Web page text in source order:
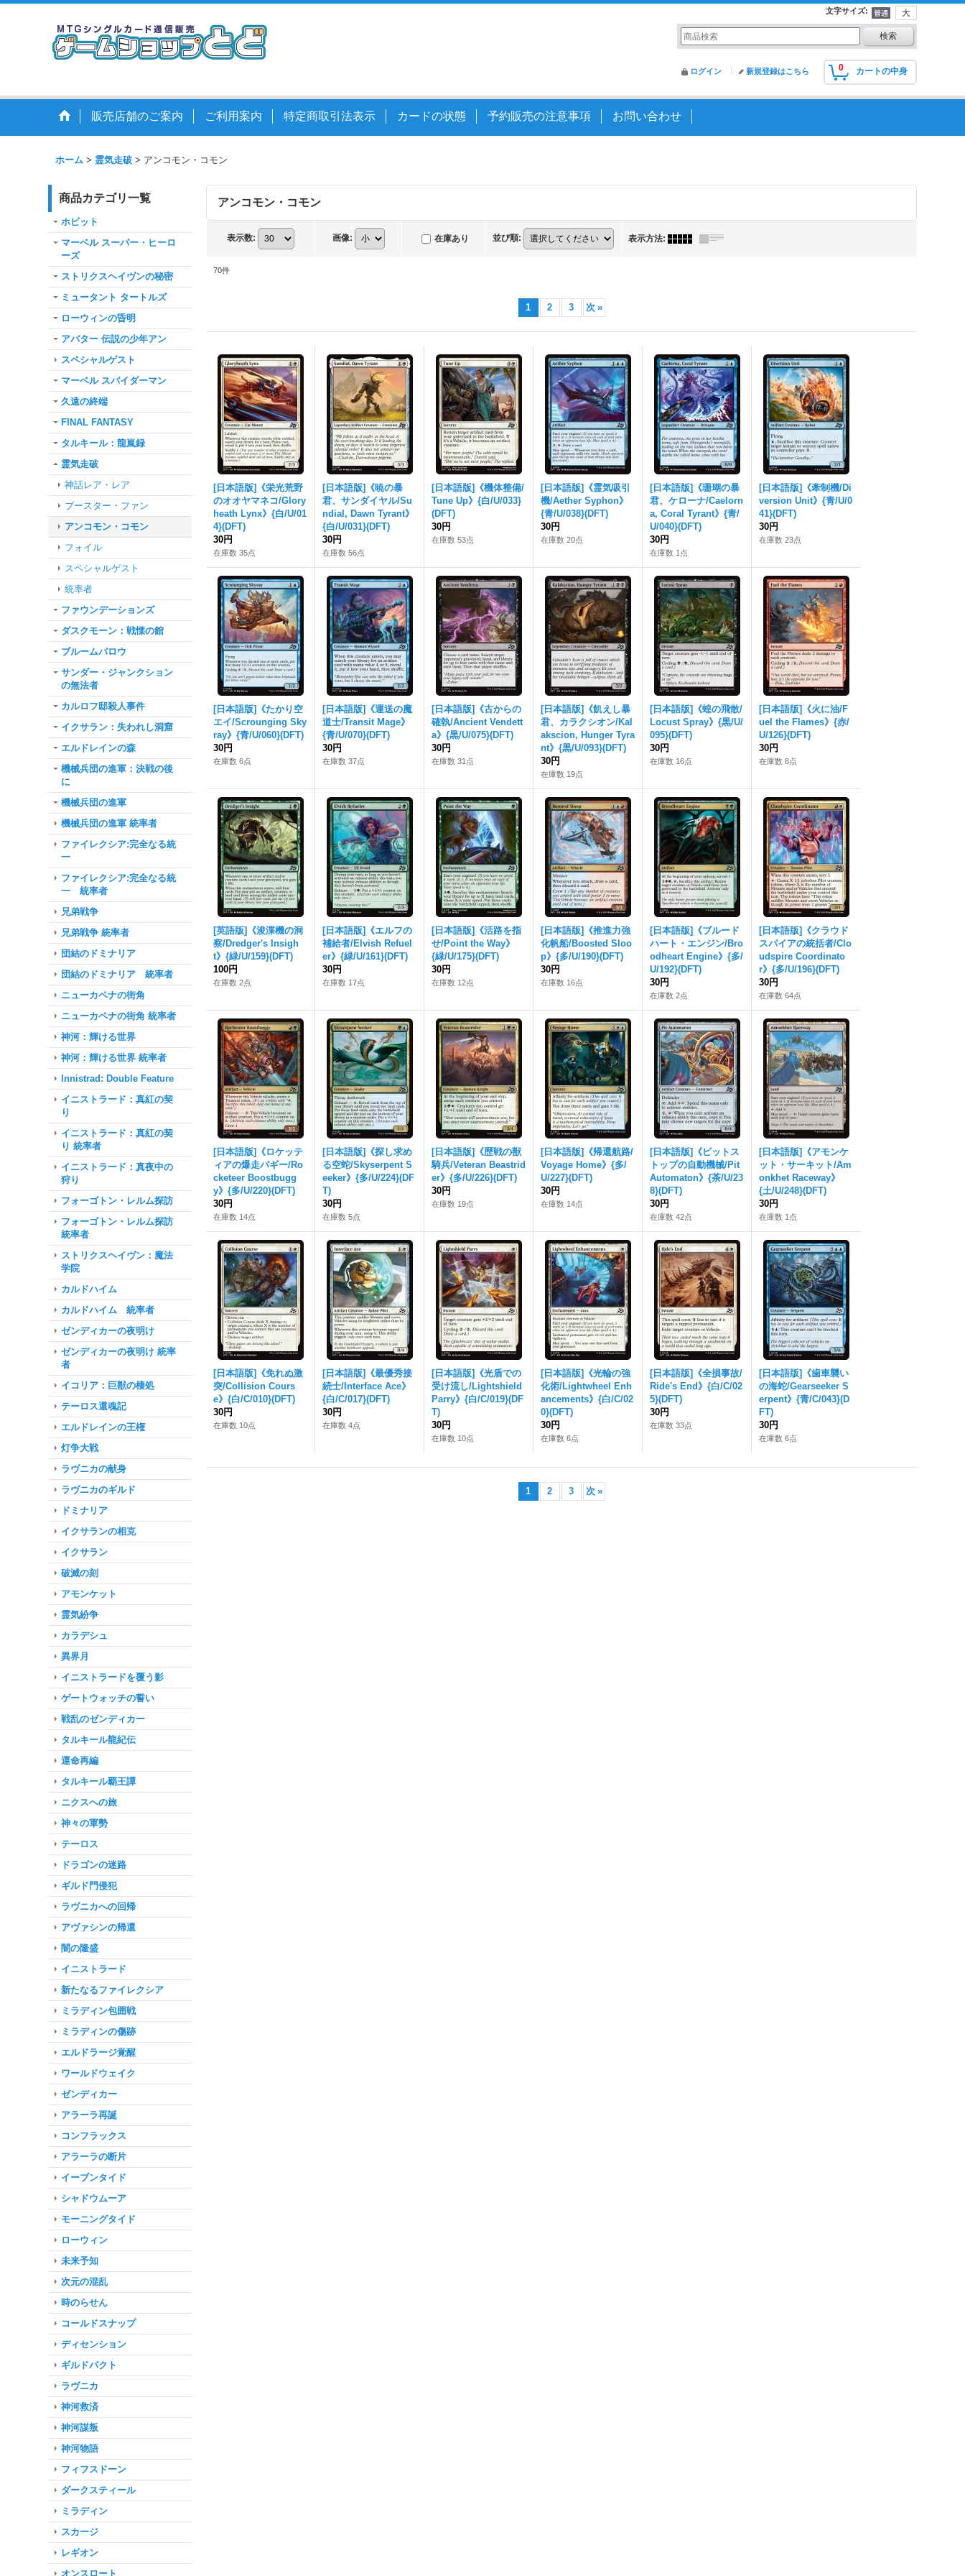
文字サイズ:
0 カートの中身
ログイン 新規登録はこちら
販売店舗のご案内 ご利用案内 特定商取引法表示 カードの状態 予約販売の注意事項 お問い合わせ
ホーム > 霊気走破 > アンコモン・コモン
商品カテゴリ一覧
ホビット
マーベル スーパー・ヒーロ
ーズ
ストリクスヘイヴンの秘密
ミュータント タートルズ
ローウィンの昏明
アバター 伝説の少年アン
スペシャルゲスト
マーベル スパイダーマン
久遠の終端
FINAL FANTASY
タルキール：龍嵐録
霊気走破
神話レア・レア
ブースター・ファン
アンコモン・コモン
フォイル
スペシャルゲスト
統率者
ファウンデーションズ
ダスクモーン：戦慄の館
ブルームバロウ
サンダー・ジャンクション
の無法者
カルロフ邸殺人事件
イクサラン：失われし洞窟
エルドレインの森
機械兵団の進軍：決戦の後
に
機械兵団の進軍
機械兵団の進軍 統率者
ファイレクシア:完全なる統
一
ファイレクシア:完全なる統
一 統率者
兄弟戦争
兄弟戦争 統率者
団結のドミナリア
団結のドミナリア 統率者
ニューカペナの街角
ニューカペナの街角 統率者
神河：輝ける世界
神河：輝ける世界 統率者
Innistrad: Double Feature
イニストラード：真紅の契
り
イニストラード：真紅の契
り 統率者
イニストラード：真夜中の
狩り
フォーゴトン・レルム探訪
フォーゴトン・レルム探訪
統率者
ストリクスヘイヴン：魔法
学院
カルドハイム
カルドハイム 統率者
ゼンディカーの夜明け
ゼンディカーの夜明け 統率
者
イコリア：巨獣の棲処
テーロス還魂記
エルドレインの王権
灯争大戦
ラヴニカの献身
ラヴニカのギルド
ドミナリア
イクサランの相克
イクサラン
破滅の刻
アモンケット
霊気紛争
カラデシュ
異界月
イニストラードを覆う影
ゲートウォッチの誓い
戦乱のゼンディカー
タルキール龍紀伝
運命再編
タルキール覇王譚
ニクスへの旅
神々の軍勢
テーロス
ドラゴンの迷路
ギルド門侵犯
ラヴニカへの回帰
アヴァシンの帰還
闇の隆盛
イニストラード
新たなるファイレクシア
ミラディン包囲戦
ミラディンの傷跡
エルドラージ覚醒
ワールドウェイク
ゼンディカー
アラーラ再誕
コンフラックス
アラーラの断片
イーブンタイド
シャドウムーア
モーニングタイド
ローウィン
未来予知
次元の混乱
時のらせん
コールドスナップ
ディセンション
ギルドパクト
ラヴニカ
神河救済
神河謀叛
神河物語
フィフスドーン
ダークスティール
ミラディン
スカージ
レギオン
オンスロート
アンコモン・コモン
表示数: 画像: 在庫あり 並び順: 表示方法:
70件
1 2 3 次 »
[日本語版]《栄光荒野
のオオヤマネコ/Glory
heath Lynx》{白/U/01
4}(DFT)
30円
在庫数 35点
[日本語版]《暁の暴
君、サンダイヤル/Su
ndial, Dawn Tyrant》
{白/U/031}(DFT)
30円
在庫数 56点
[日本語版]《機体整備/
Tune Up》{白/U/033}
(DFT)
30円
在庫数 53点
[日本語版]《霊気吸引
機/Aether Syphon》
{青/U/038}(DFT)
30円
在庫数 20点
[日本語版]《珊瑚の暴
君、ケローナ/Caelorn
a, Coral Tyrant》{青/
U/040}(DFT)
30円
在庫数 1点
[日本語版]《牽制機/Di
version Unit》{青/U/0
41}(DFT)
30円
在庫数 23点
[日本語版]《たかり空
エイ/Scrounging Sky
ray》{青/U/060}(DFT)
30円
在庫数 6点
[日本語版]《運送の魔
道士/Transit Mage》
{青/U/070}(DFT)
30円
在庫数 37点
[日本語版]《古からの
確執/Ancient Vendett
a》{黒/U/075}(DFT)
30円
在庫数 31点
[日本語版]《飢えし暴
君、カラクシオン/Kal
akscion, Hunger Tyra
nt》{黒/U/093}(DFT)
30円
在庫数 19点
[日本語版]《蝗の飛散/
Locust Spray》{黒/U/
095}(DFT)
30円
在庫数 16点
[日本語版]《火に油/F
uel the Flames》{赤/
U/126}(DFT)
30円
在庫数 8点
[英語版]《浚渫機の洞
察/Dredger's Insigh
t》{緑/U/159}(DFT)
100円
在庫数 2点
[日本語版]《エルフの
補給者/Elvish Refuel
er》{緑/U/161}(DFT)
30円
在庫数 17点
[日本語版]《活路を指
せ/Point the Way》
{緑/U/175}(DFT)
30円
在庫数 12点
[日本語版]《推進力強
化帆船/Boosted Sloo
p》{多/U/190}(DFT)
30円
在庫数 16点
[日本語版]《ブルード
ハート・エンジン/Bro
odheart Engine》{多/
U/192}(DFT)
30円
在庫数 2点
[日本語版]《クラウド
スパイアの統括者/Clo
udspire Coordinato
r》{多/U/196}(DFT)
30円
在庫数 64点
[日本語版]《ロケッテ
ィアの爆走バギー/Ro
cketeer Boostbugg
y》{多/U/220}(DFT)
30円
在庫数 14点
[日本語版]《探し求め
る空蛇/Skyserpent S
eeker》{多/U/224}(DF
T)
30円
在庫数 5点
[日本語版]《歴戦の獣
騎兵/Veteran Beastrid
er》{多/U/226}(DFT)
30円
在庫数 19点
[日本語版]《帰還航路/
Voyage Home》{多/
U/227}(DFT)
30円
在庫数 14点
[日本語版]《ピットス
トップの自動機械/Pit
Automaton》{茶/U/23
8}(DFT)
30円
在庫数 42点
[日本語版]《アモンケ
ット・サーキット/Am
onkhet Raceway》
{土/U/248}(DFT)
30円
在庫数 1点
[日本語版]《免れぬ激
突/Collision Cours
e》{白/C/010}(DFT)
30円
在庫数 10点
[日本語版]《最優秀接
続士/Interface Ace》
{白/C/017}(DFT)
30円
在庫数 4点
[日本語版]《光盾での
受け流し/Lightshield
Parry》{白/C/019}(DF
T)
30円
在庫数 10点
[日本語版]《光輪の強
化術/Lightwheel Enh
ancements》{白/C/02
0}(DFT)
30円
在庫数 6点
[日本語版]《全損事故/
Ride's End》{白/C/02
5}(DFT)
30円
在庫数 33点
[日本語版]《歯車襲い
の海蛇/Gearseeker S
erpent》{青/C/043}(D
FT)
30円
在庫数 6点
1 2 3 次 »